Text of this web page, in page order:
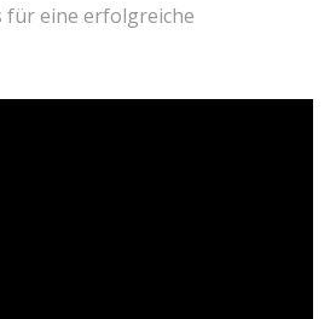
eine erfolgreiche